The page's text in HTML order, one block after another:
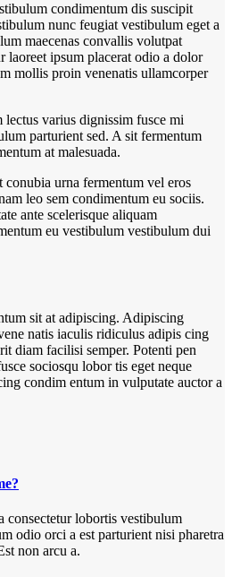
condimentum dis suscipit
nunc feugiat vestibulum eget a
maecenas convallis volutpat
laoreet ipsum placerat odio a dolor
mollis proin venenatis ullamcorper
varius dignissim fusce mi
parturient sed. A sit fermentum
at malesuada.
urna fermentum vel eros
leo sem condimentum eu sociis.
ante scelerisque aliquam
eu vestibulum vestibulum dui
sit at adipiscing. Adipiscing
natis iaculis ridiculus adipis cing
diam facilisi semper. Potenti pen
sociosqu lobor tis eget neque
condim entum in vulputate auctor a
consectetur lobortis vestibulum
odio orci a est parturient nisi pharetra
non arcu a.